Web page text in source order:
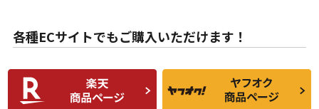
な中古品
んどない中古品
C
比較的きれいな中古
品
C
られるが、使用に問
題のない中古品
各種ECサイトでもご購入いただけます！